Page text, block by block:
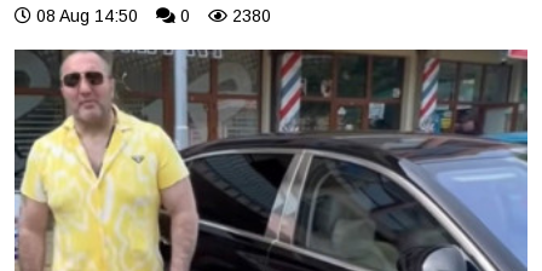
08 Aug 14:50 0 2380